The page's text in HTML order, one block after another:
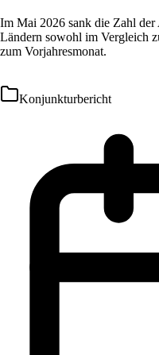
Im Mai 2026 sank die Zahl
Ländern sowohl im Vergleich
zum Vorjahresmonat.
Konjunkturbericht